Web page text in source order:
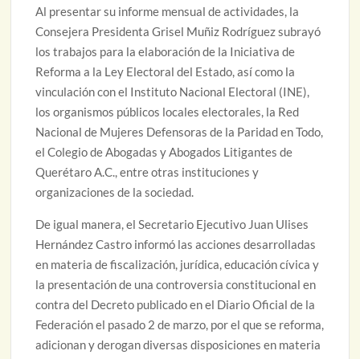
Al presentar su informe mensual de actividades, la
Consejera Presidenta Grisel Muñiz Rodríguez subrayó
los trabajos para la elaboración de la Iniciativa de
Reforma a la Ley Electoral del Estado, así como la
vinculación con el Instituto Nacional Electoral (INE),
los organismos públicos locales electorales, la Red
Nacional de Mujeres Defensoras de la Paridad en Todo,
el Colegio de Abogadas y Abogados Litigantes de
Querétaro A.C., entre otras instituciones y
organizaciones de la sociedad.
De igual manera, el Secretario Ejecutivo Juan Ulises
Hernández Castro informó las acciones desarrolladas
en materia de fiscalización, jurídica, educación cívica y
la presentación de una controversia constitucional en
contra del Decreto publicado en el Diario Oficial de la
Federación el pasado 2 de marzo, por el que se reforma,
adicionan y derogan diversas disposiciones en materia